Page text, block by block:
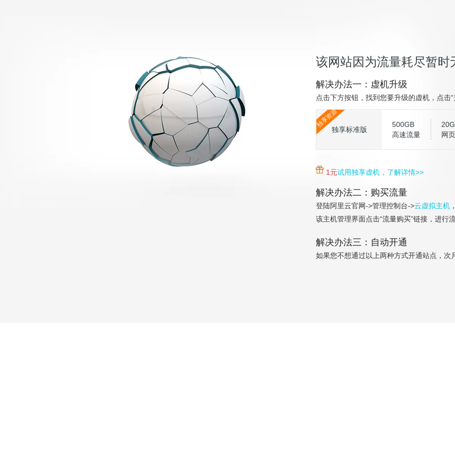
该网站因为流量耗尽暂时
解决办法一：虚机升级
点击下方按钮，找到您要升级的虚机，点击
独享资源
独享标准版
500GB
高速流量
网
1元试用独享虚机，了解详情>>
解决办法二：购买流量
登陆阿里云官网->管理控制台->云虚拟主机
该主机管理界面点击“流量购买”链接，进行
解决办法三：自动开通
如果您不想通过以上两种方式开通站点，次